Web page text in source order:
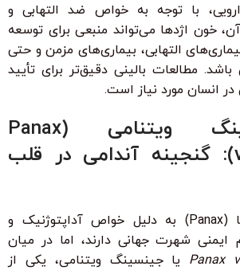
با توجه به خواص ضد التهابی و
خون اژدها می‌تواند منبعی برای توسعه
التهابی، بیماری‌های مزمن و حتی
مطالعات بالینی دقیق‌تر برای تأیید
انسان مورد نیاز است.
۲. جینسینگ ویتنامی (Panax
vietnamensis): گنجینه آندامی در قلب
خانواده جینسینگ‌ها (Panax) به دلیل خواص آداپتوژنیک و
شهرت جهانی دارند، اما در میان
Panax یا جینسینگ ویتنامی، یکی از